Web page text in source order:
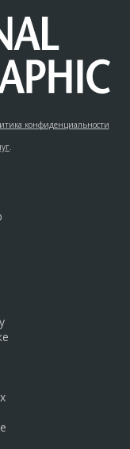
конфиденциальности
.